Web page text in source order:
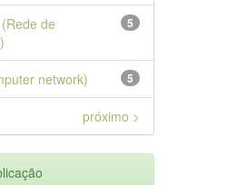
5
de
5
network)
próximo >